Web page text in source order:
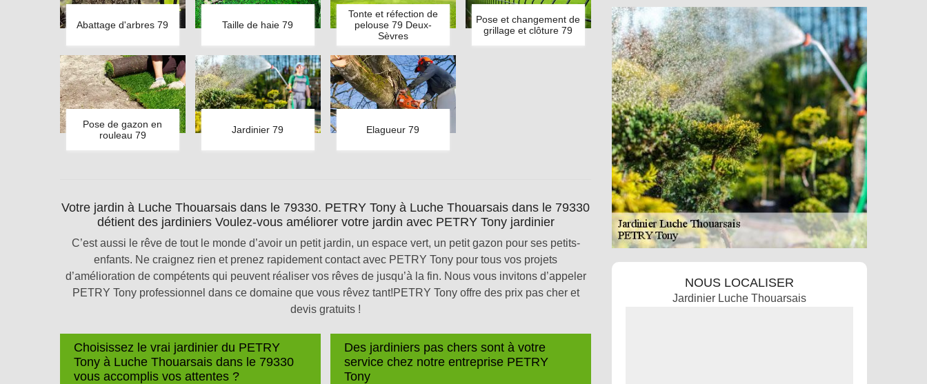
Abattage d'arbres 79 Taille de haie 79
Tonte et réfection de
pelouse 79 Deux-
Sèvres
Pose et changement de
grillage et clôture 79
Pose de gazon en
rouleau 79
Jardinier 79 Elagueur 79
Votre jardin à Luche Thouarsais dans le 79330. PETRY Tony à Luche Thouarsais dans le 79330
détient des jardiniers Voulez-vous améliorer votre jardin avec PETRY Tony jardinier
C’est aussi le rêve de tout le monde d’avoir un petit jardin, un espace vert, un petit gazon pour ses petits-
enfants. Ne craignez rien et prenez rapidement contact avec PETRY Tony pour tous vos projets
d’amélioration de compétents qui peuvent réaliser vos rêves de jusqu’à la fin. Nous vous invitons d’appeler
PETRY Tony professionnel dans ce domaine que vous rêvez tant!PETRY Tony offre des prix pas cher et
devis gratuits !
Choisissez le vrai jardinier du PETRY
Tony à Luche Thouarsais dans le 79330
vous accomplis vos attentes ?
Des jardiniers pas chers sont à votre
service chez notre entreprise PETRY
Tony
NOUS LOCALISER
Jardinier Luche Thouarsais